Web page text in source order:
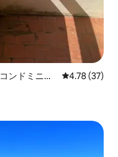
ンドミニア
レビュー37
4.78 (37)